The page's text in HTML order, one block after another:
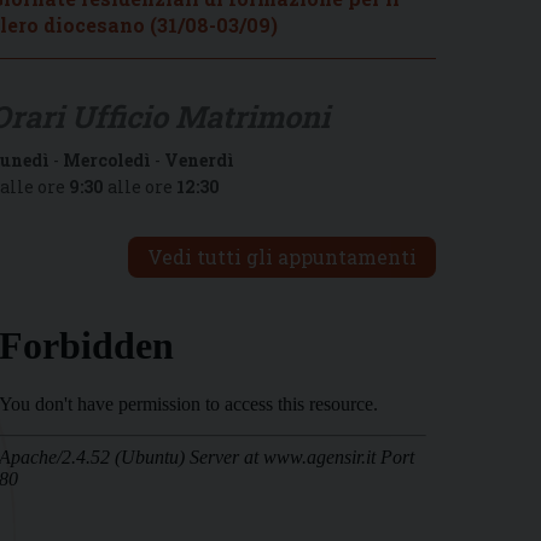
diocesano (31/08-03/09)
- Mercoledì - Venerdì
ore 9:30 alle ore 12:30
Vedi tutti gli appuntamenti